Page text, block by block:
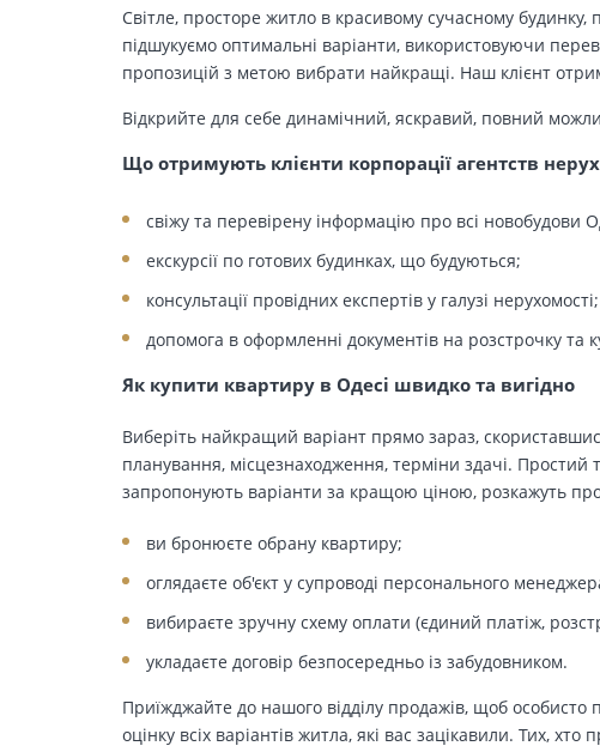
Світле, просторе житло в красивому сучасному
підшукуємо оптимальні варіанти, використовуючи
пропозицій з метою вибрати найкращі. Наш клієнт
Відкрийте для себе динамічний, яскравий, повний
Що отримують клієнти корпорації агентств
свіжу та перевірену інформацію про всі новобудови
екскурсії по готових будинках, що будуються;
консультації провідних експертів у галузі нерухомості;
допомога в оформленні документів на розстрочку та
Як купити квартиру в Одесі швидко та вигідно
Виберіть найкращий варіант прямо зараз,
планування, місцезнаходження, терміни здачі. Простий
запропонують варіанти за кращою ціною, розкажуть
ви бронюєте обрану квартиру;
оглядаєте об'єкт у супроводі персонального
вибираєте зручну схему оплати (єдиний платіж,
укладаєте договір безпосередньо із забудовником.
Приїжджайте до нашого відділу продажів, щоб особисто
оцінку всіх варіантів житла, які вас зацікавили. Тих,